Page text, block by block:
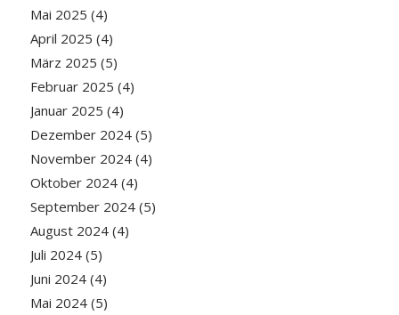
Mai 2025 (4)
April 2025 (4)
März 2025 (5)
Februar 2025 (4)
Januar 2025 (4)
Dezember 2024(5)
November 2024(4)
Oktober 2024(4)
September 2024(5)
August 2024(4)
Juli 2024(5)
Juni 2024(4)
Mai 2024(5)